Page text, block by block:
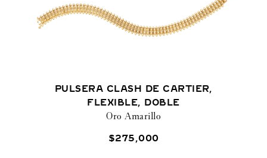
PULSERA CLASH DE CARTIER,
FLEXIBLE, DOBLE
Oro Amarillo
$275,000